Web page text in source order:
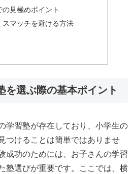
見極めポイント
スマッチを避ける方法
を選ぶ際の基本ポイント
学習塾が存在しており、小学生の
つけることは簡単ではありませ
成功のためには、お子さんの学習
塾選びが重要です。ここでは、横